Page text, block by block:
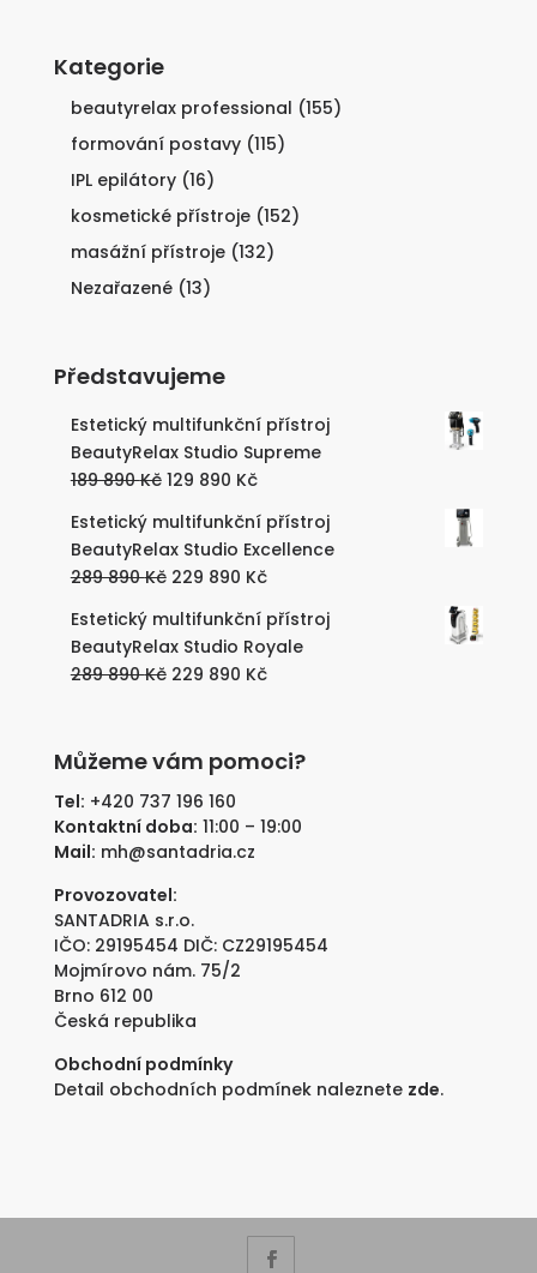
Kategorie
beautyrelax professional (155)
formování postavy (115)
IPL epilátory (16)
kosmetické přístroje (152)
masážní přístroje (132)
Nezařazené (13)
Představujeme
Estetický multifunkční přístroj
BeautyRelax Studio Supreme
189 890Kč Původní
byla:
189
890 Kč.
129 890 KčAktuální
je:
129
890 Kč.
Estetický multifunkční přístroj
BeautyRelax Studio Excellence
289 890Kč Původní
byla:
289
890 Kč.
229 890 KčAktuální
je:
229
890 Kč.
Estetický multifunkční přístroj
BeautyRelax Studio Royale
289 890Kč Původní
289
229 890 KčAktuální
229
Můžeme vám pomoci?
Tel: +420 737 196 160
Kontaktní doba: 11:00 – 19:00
Mail: mh@santadria.cz
Provozovatel:
SANTADRIA s.r.o.
IČO: 29195454 DIČ: CZ29195454
Mojmírovo nám. 75/2
Brno 612 00
Česká republika
Obchodní podmínky
Detail obchodních podmínek naleznete zde.